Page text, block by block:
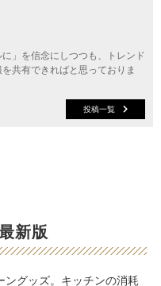
」を信念にしつつも、トレンド
共有できればと思っておりま
投稿一覧
新版
ングッズ。キッチンの消耗